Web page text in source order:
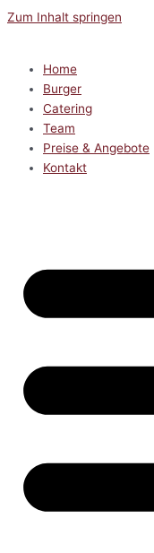
Zum Inhalt springen
Home
Burger
Catering
Team
Preise & Angebote
Kontakt